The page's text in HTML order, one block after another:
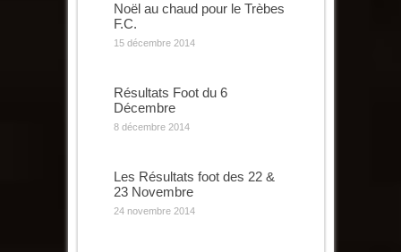
Noël au chaud pour le Trèbes
F.C.
15 décembre 2014
Résultats Foot du 6
Décembre
8 décembre 2014
Les Résultats foot des 22 &
23 Novembre
24 novembre 2014